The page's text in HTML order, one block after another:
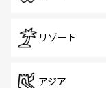
リゾート
アジア